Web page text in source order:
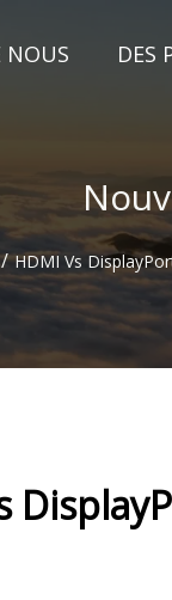
NOUS DES
/ HDMI Vs